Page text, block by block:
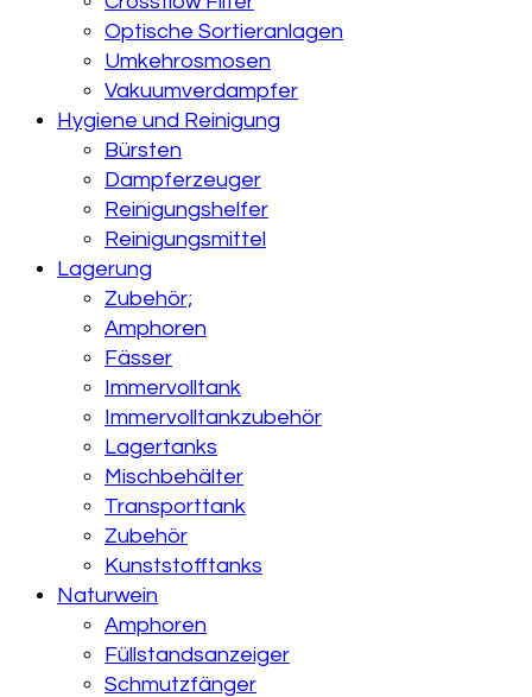
Optische Sortieranlagen
Umkehrosmosen
Vakuumverdampfer
Hygiene und Reinigung
Bürsten
Dampferzeuger
Reinigungshelfer
Reinigungsmittel
Lagerung
Zubehör;
Amphoren
Fässer
Immervolltank
Immervolltankzubehör
Lagertanks
Mischbehälter
Transporttank
Zubehör
Kunststofftanks
Naturwein
Amphoren
Füllstandsanzeiger
Schmutzfänger